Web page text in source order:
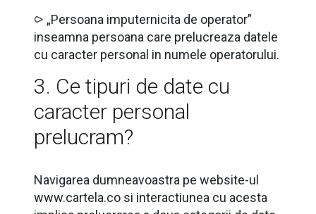
⪧ „Persoana imputernicita de operator”
inseamna persoana care prelucreaza datele
cu caracter personal in numele operatorului.
3. Ce tipuri de date cu
caracter personal
prelucram?
Navigarea dumneavoastra pe website-ul
www.cartela.co si interactiunea cu acesta